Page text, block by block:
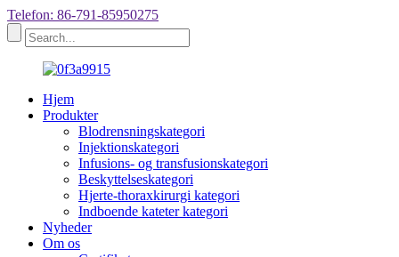
Telefon: 86-791-85950275
Hjem
Produkter
Blodrensningskategori
Injektionskategori
Infusions- og transfusionskategori
Beskyttelseskategori
Hjerte-thoraxkirurgi kategori
Indboende kateter kategori
Nyheder
Om os